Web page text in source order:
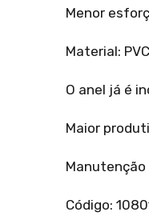
Menor
Material:
O anel já é
Maior
Manutenção
Código: